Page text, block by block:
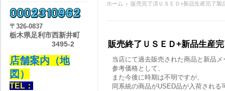
ホーム 販売完了済ＵＳＥＤ+新品生産完了製
販売終了ＵＳＥＤ+新品生産
当店にて過去販売された商品と新品
参考価格として、
また今後に時期は不明ですが、
同系統の商品がUSED品が入荷される
〒 326-0837
栃木県足利市西新井町
3495-2
店舗案内（地
図）
TEL：